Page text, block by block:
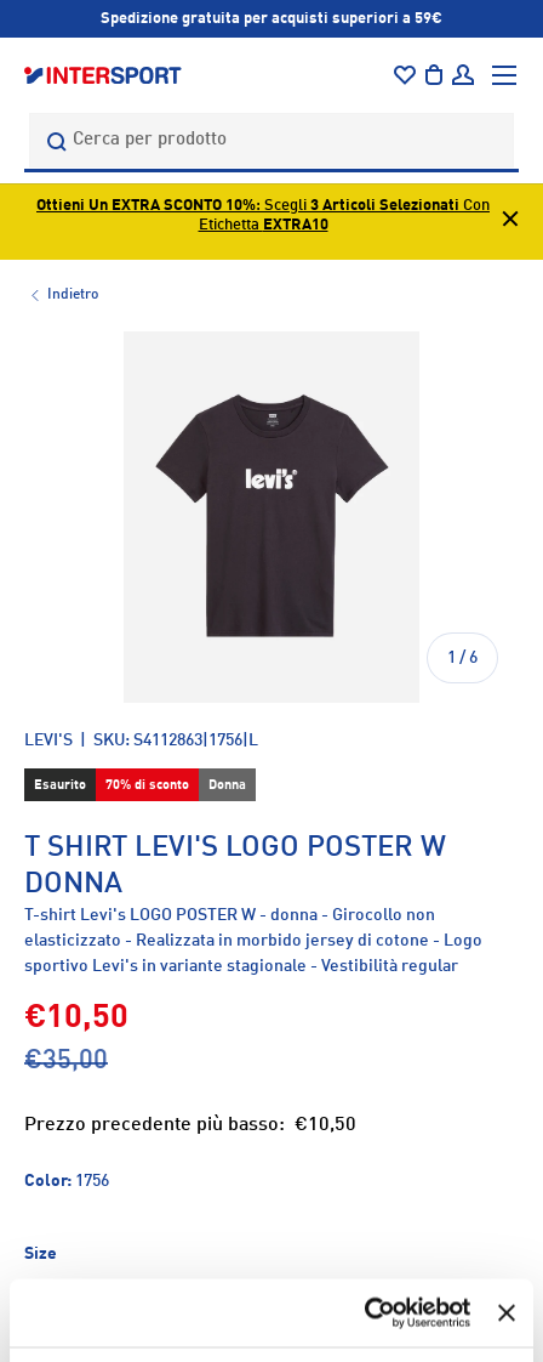
Spedizione gratuita per acquisti superiori a 59€
Cerca
BorsaAccedi
Menu
Ottieni Un EXTRA SCONTO 10%: Scegli 3 Articoli Selezionati Con
Etichetta EXTRA10
Indietro
1 / di
6
LEVI'S SKU: S4112863|1756|L
Esaurito 70% di sconto Donna
T SHIRT LEVI'S LOGO POSTER W
DONNA
T-shirt Levi's LOGO POSTER W - donna - Girocollo non
elasticizzato - Realizzata in morbido jersey di cotone - Logo
sportivo Levi's in variante stagionale - Vestibilità regular
€10,50
€35,00
Prezzo precedente più basso: €10,50
Color: 1756
Size